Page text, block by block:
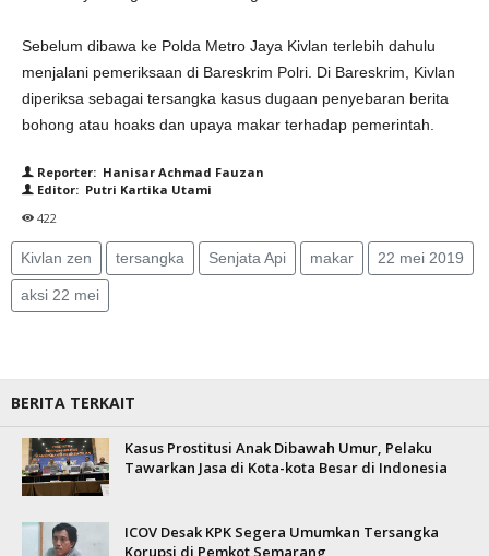
Sebelum dibawa ke Polda Metro Jaya Kivlan terlebih dahulu
menjalani pemeriksaan di Bareskrim Polri. Di Bareskrim, Kivlan
diperiksa sebagai tersangka kasus dugaan penyebaran berita
bohong atau hoaks dan upaya makar terhadap pemerintah.
Reporter: Hanisar Achmad Fauzan
Editor: Putri Kartika Utami
422
Kivlan zen tersangka Senjata Api makar 22 mei 2019
aksi 22 mei
BERITA TERKAIT
Kasus Prostitusi Anak Dibawah Umur, Pelaku
Tawarkan Jasa di Kota-kota Besar di Indonesia
ICOV Desak KPK Segera Umumkan Tersangka
Korupsi di Pemkot Semarang